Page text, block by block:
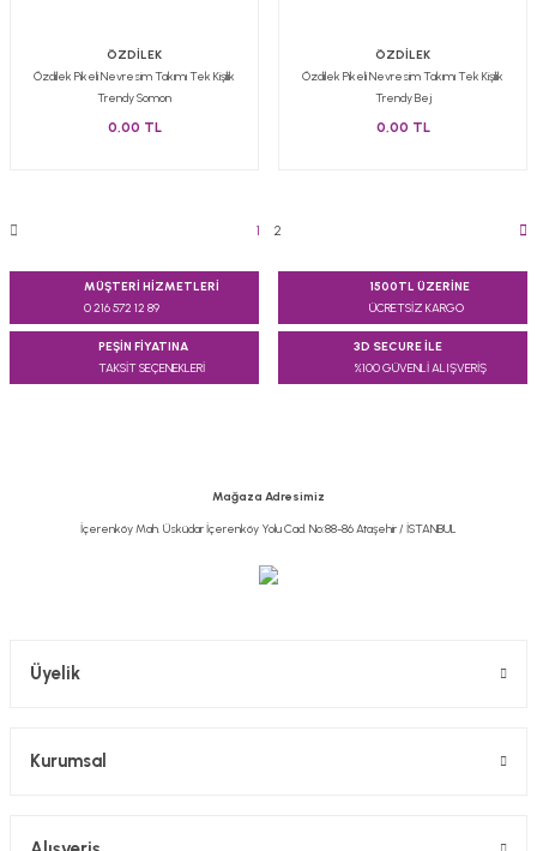
ÖZDİLEK
Özdilek Pikeli Nevresim Takımı Tek Kişilik
Trendy Somon
0,00 TL
ÖZDİLEK
Özdilek Pikeli Nevresim Takımı Tek Kişilik
Trendy Bej
0,00 TL
1 2
MÜŞTERİ HİZMETLERİ
0 216 572 12 89
1500TL ÜZERİNE
ÜCRETSİZ KARGO
PEŞİN FİYATINA
TAKSİT SEÇENEKLERİ
3D SECURE İLE
%100 GÜVENLİ ALIŞVERİŞ
Mağaza Adresimiz
İçerenköy Mah. Üsküdar İçerenköy Yolu Cad. No:88-86 Ataşehir / İSTANBUL
Üyelik
Kurumsal